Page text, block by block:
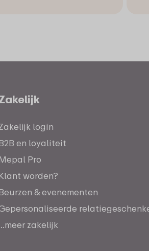
login
en loyaliteit
Pro
worden?
& evenementen
zakelijk